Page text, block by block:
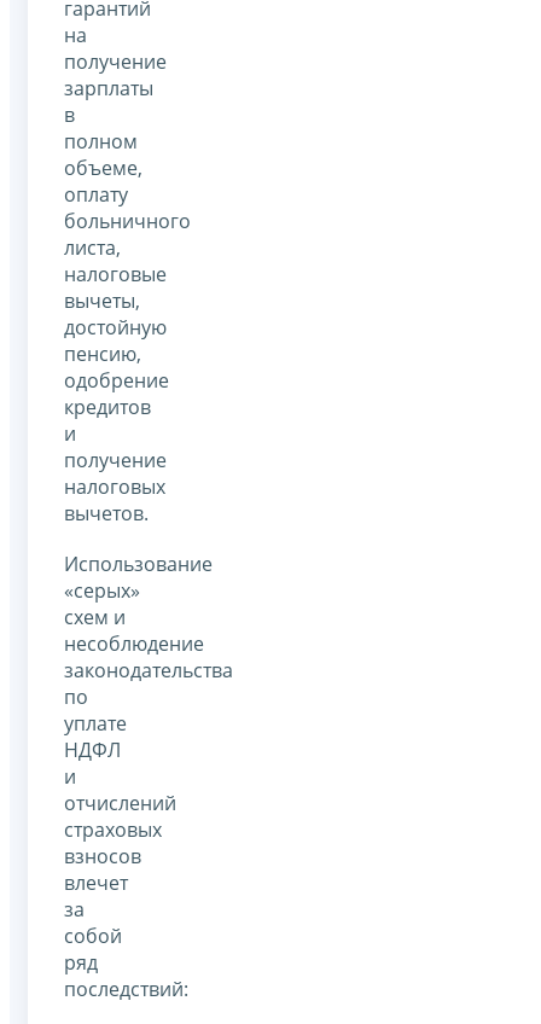
гарантий
на
получение
зарплаты
в
полном
объеме,
оплату
больничного
листа,
налоговые
вычеты,
достойную
пенсию,
одобрение
кредитов
и
получение
налоговых
вычетов.
Использование
«серых»
схем и
несоблюдение
законодательства
по
уплате
НДФЛ
и
отчислений
страховых
взносов
влечет
за
собой
ряд
последствий: